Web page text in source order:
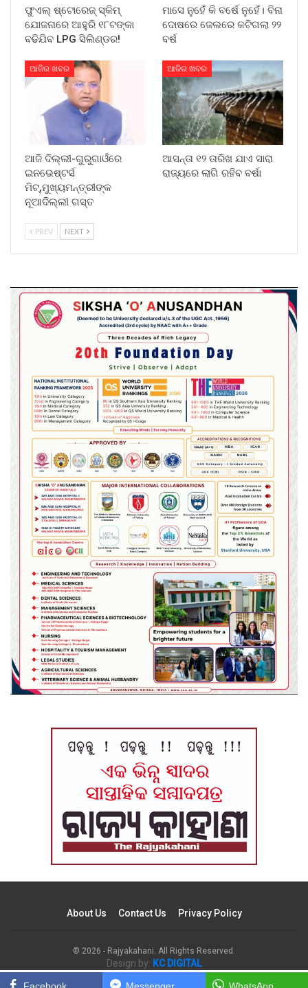
ଫୁଏଲ୍ ଷ୍ଟୋରେଜ୍ ସ୍କିମ୍
ଯୋଜନାରେ ଆହୁରି ୧୮ଟଙ୍କା
ବଢିଯିବ LPG ସିଲିଣ୍ଡର!
ମାସେ ନୁହେଁ କି ବର୍ଷେ ନୁହେଁ। ବିନା
ଦୋଷରେ ଜେଲରେ କଟିଗଲା ୨୨
ବର୍ଷ
ଆଜିର ଖବର
ଆଜି ଦିଲ୍ଲୀ-ଗୁରୁଗାଓଁରେ
ଇନଭେଷ୍ଟର୍ସ
ମିଟ୍,ମୁଖ୍ୟମନ୍ତ୍ରୀଙ୍କ
ନୂଆଦିଲ୍ଲୀ ଗସ୍ତ
ଆଜିର ଖବର
ଆସନ୍ତା ୧୨ ତାରିଖ ଯାଏ ସାରା
ରାଜ୍ୟରେ ଲାଗି ରହିବ ବର୍ଷା
PREV NEXT
About Us Contact Us Privacy Policy
© 2026 - Rajyakahani. All Rights Reserved.
Design by: KC DIGITAL